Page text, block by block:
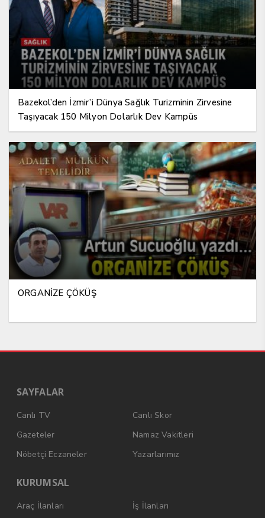
Bazekol’den İzmir’i Dünya Sağlık Turizminin Zirvesine
Taşıyacak 150 Milyon Dolarlık Dev Kampüs
ORGANİZE ÇÖKÜŞ
SAYFALAR
Canlı TV
Canlı Skor
Gazeteler
Namaz Vakitleri
Nöbetçi Eczaneler
Yazarlarımız
KURUMSAL
Araç İlanları İş İlanları